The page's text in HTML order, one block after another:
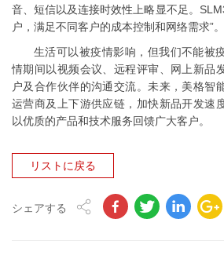
音、短信以及连接时效性上略显不足。
户，满足不同客户的成本控制和网络需求”。
生活可以被疫情影响，但我们不能被
情期间以视频会议、远程评审、网上新品
户及合作伙伴的沟通交流。未来，美格智
运营商及上下游供应链，加快新品开发速
以优质的产品和技术服务回馈广大客户。
リストに戻る
シェアする